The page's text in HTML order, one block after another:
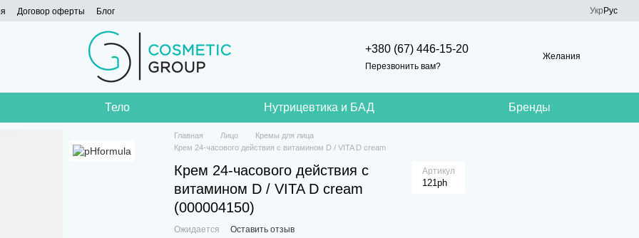
Договор оферты Блог Укр Рус
+380 (67) 446-15-20
Перезвонить вам?
Желания
Тело Нутрицевтика и БАД Бренды
Главная Лицо
Кремы для лица
Крем 24-часового действия с витамином D / VITA D cream
Крем 24-часового действия с
витамином D / VITA D cream
(000004150)
Артикул
121ph
Ожидается Оставить отзыв